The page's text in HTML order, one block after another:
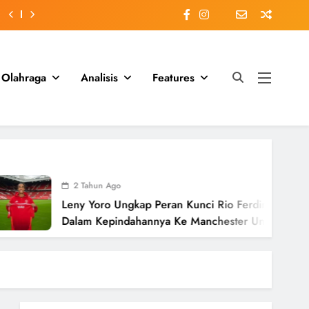
Olahraga Analisis Features
2 Tahun Ago
Leny Yoro Ungkap Peran Kunci Rio Ferdinand
Dalam Kepindahannya Ke Manchester United
Senilai £58 Juta